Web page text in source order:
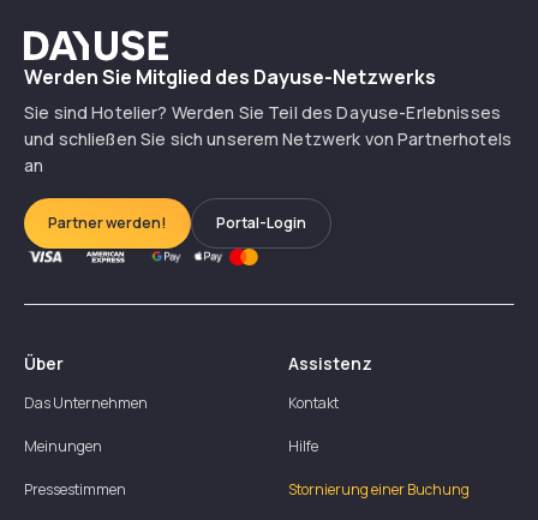
Dayuse
Werden Sie Mitglied des Dayuse-Netzwerks
Sie sind Hotelier? Werden Sie Teil des Dayuse-Erlebnisses
und schließen Sie sich unserem Netzwerk von Partnerhotels
an
Partner werden! Portal-Login
Über
Das Unternehmen
Meinungen
Pressestimmen
Assistenz
Kontakt
Hilfe
Stornierung einer Buchung